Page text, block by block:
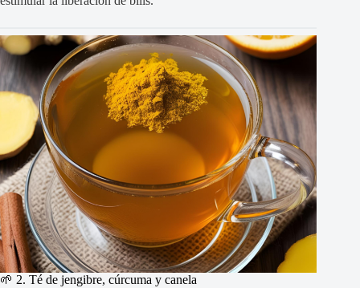
🌱 2. Té de jengibre, cúrcuma y canela